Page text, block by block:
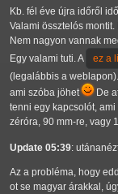
Kb. fél éve újra időről
Valami össztelós
Nem nagyon vannak
Egy valami tuti. A
(legalábbis a
ami szóba jöhet
De
tenni egy kapcsolót,
zéróra, 90 mm-re, vagy
Update 05:39:
Az a probléma, hogy
ot se magyar árakkal,